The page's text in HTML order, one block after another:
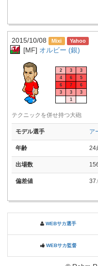
2015/10/08
[MF] オルビー (銀)
2 3
3
4
6
5
6
7
6
3
3
3
1
テクニックを併せ持つ大砲
モデル選手 ア
年齢 24
出場数
偏差値
WEBサカ選手
WEBサカ監督